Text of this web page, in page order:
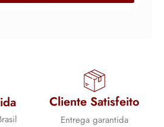
Cliente Satisfeito
Entrega garantida